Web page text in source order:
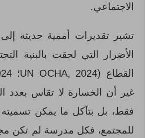
الاجتماعي.
تشير تقديرات أممية حديثة
الأضرار التي لحقت بالبنية
غير أن الخسارة لا تقاس بعدد
فقط، بل بتآكل ما يمكن تسميته
للمجتمع، فكل مدرسة لم تكن